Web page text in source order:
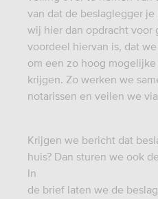
van dat de beslaglegger
wij hier dan opdracht voor
voordeel hiervan is, dat
om een zo hoog
krijgen. Zo werken we
notarissen en veilen we
Krijgen we bericht dat
huis? Dan sturen we ook
In
de brief laten we de